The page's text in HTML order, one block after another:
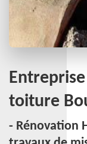
toiture
- Rénovation